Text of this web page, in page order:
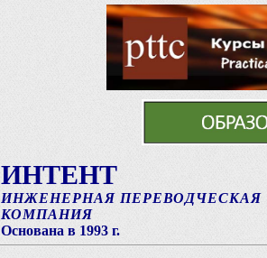
ИНТЕНТ
ИНЖЕНЕРНАЯ ПЕРЕВОДЧЕСКАЯ
КОМПАНИЯ
Основана в 1993 г.